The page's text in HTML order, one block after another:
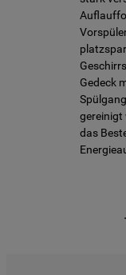
Gedeck
gereinigt
das